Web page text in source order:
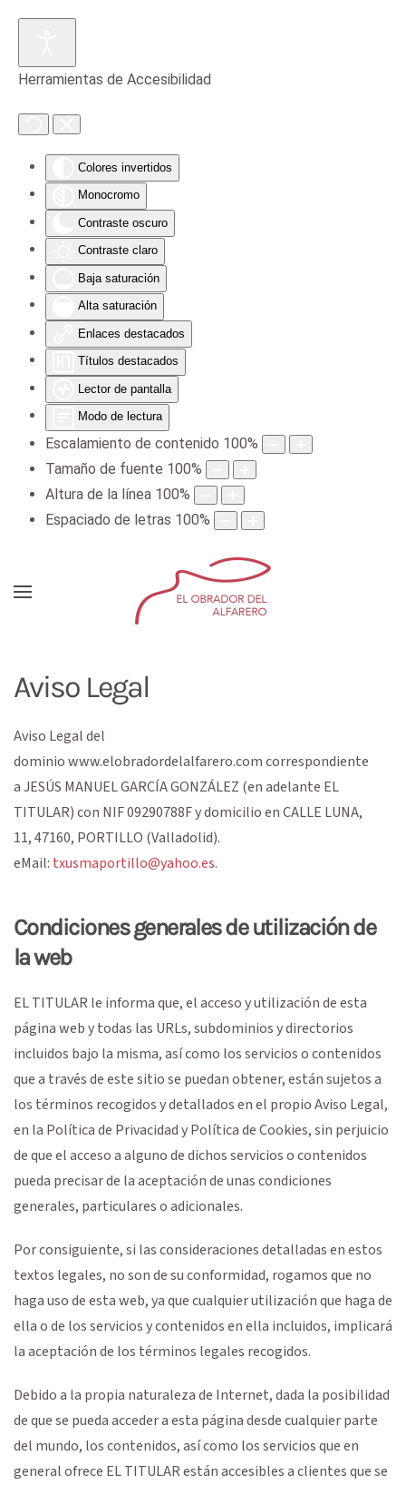
Herramientas de Accesibilidad
Colores invertidos
Monocromo
Contraste oscuro
Contraste claro
Baja saturación
Alta saturación
Enlaces destacados
Títulos destacados
Lector de pantalla
Modo de lectura
Escalamiento de contenido 100%
Tamaño de fuente 100%
Altura de la línea 100%
Espaciado de letras 100%
Aviso Legal
Aviso Legal del
dominiowww.elobradordelalfarero.comcorrespondiente
aJESÚS MANUEL GARCÍA GONZÁLEZ (en adelante EL
TITULAR) con NIF09290788Fy domicilio enCALLE LUNA,
11,47160, PORTILLO (Valladolid).
eMail: txusmaportillo@yahoo.es.
Condiciones generales de utilización de
la web
EL TITULAR le informa que, el acceso y utilización de esta
página web y todas las URLs, subdominios y directorios
incluidos bajo la misma, así como los servicios o contenidos
que a través de este sitio se puedan obtener, están sujetos a
los términos recogidos y detallados en el propio Aviso Legal,
en la Política de Privacidad y Política de Cookies, sin perjuicio
de que el acceso a alguno de dichos servicios o contenidos
pueda precisar de la aceptación de unas condiciones
generales, particulares o adicionales.
Por consiguiente, si las consideraciones detalladas en estos
textos legales, no son de su conformidad, rogamos que no
haga uso de esta web, ya que cualquier utilización que haga de
ella o de los servicios y contenidos en ella incluidos, implicará
la aceptación de los términos legales recogidos.
Debido a la propia naturaleza de Internet, dada la posibilidad
de que se pueda acceder a esta página desde cualquier parte
del mundo, los contenidos, así como los servicios que en
general ofrece EL TITULAR están accesibles a clientes que se